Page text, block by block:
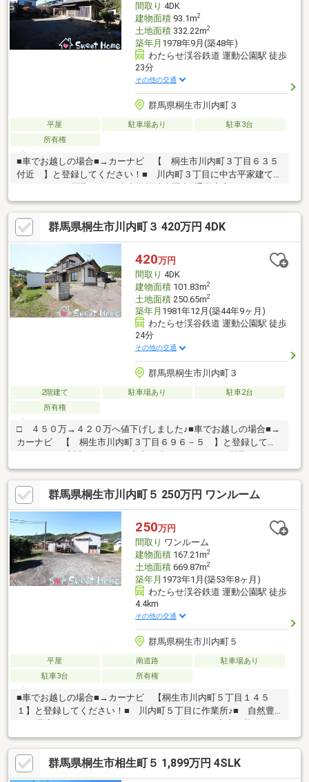
間取り 4DK
建物面積93.1m2
土地面積332.22m2
築年月 1978年9月(築48年)
わたらせ渓谷鉄道 運動公園駅 徒歩
23分
その他の交通
群馬県桐生市川内町３
平屋 駐車場あり
駐車3台
所有権
■車でお越しの場合■→カーナビ 【 桐生市川内町３丁目６３５
付近 】と登録してください！■ 川内町３丁目に中古平家建て
♪■ ４ＤＫの間取り♪■ 小中学校徒歩圏内♪通学安心です♪■ カ
ースペースは３台可能です♪※ 文化財保護法※ 契約不適合責任
免責※ 現況有姿・引き渡し要相談☆・ 物件周辺 インフォメ
ーション ・☆□ 川内小学校：徒歩９分♪□ 川内中学校：徒歩
１３分♪□ セブンイレブン桐生川内３丁目店：徒歩１１分♪□ ウ
エルシア桐生川内店：徒歩１０分♪ □ 幼保連携型認定こども園上
の台保育園：徒歩５分♪
群馬県桐生市川内町３ 420万円 4DK
420万円
間取り 4DK
建物面積101.83m2
土地面積250.65m2
築年月 1981年12月(築44年9ヶ月)
わたらせ渓谷鉄道 運動公園駅 徒歩
24分
その他の交通
群馬県桐生市川内町３
2階建て 駐車場あり
駐車2台
所有権
□ ４５０万→４２０万へ値下げしました♪■車でお越しの場合■→
カーナビ 【 桐生市川内町３丁目６９６－５ 】と登録してく
縁側のあるおうち♪自然のなかでゆったり過ごせますね♪■ カー
スペースは２台可能です♪※ 宅地造成工事規制区域内※ 埋蔵文
化財包蔵地内※ 契約不適合責任免責※ 現況有姿・引き渡し要相
談☆・ 物件周辺 インフォメーション ・☆□ 川内小学校：
徒歩８分♪□ 川内中学校：徒歩１３分♪□ セブンイレブン桐生川
内３丁目店：徒歩１１分♪□ ウエルシア桐生川内店：徒歩１０分
♪
群馬県桐生市川内町５ 250万円 ワンルーム
250万円
間取り ワンルーム
建物面積167.21m2
土地面積669.87m2
築年月 1973年1月(築53年8ヶ月)
わたらせ渓谷鉄道 運動公園駅 徒歩
4.4km
その他の交通
群馬県桐生市川内町５
平屋 南道路
駐車場あり
駐車3台
所有権
■車でお越しの場合■→カーナビ 【桐生市川内町５丁目１４５
１】と登録してください！■ 川内町５丁目に作業所♪■ 自然豊
かな環境です♪■ カースペースは３台可能♪■ ご案内可能です！
お気軽にお問い合わせください♪※ 作業所２棟（７１．２１㎡、
９６．００㎡） 作業所の築年は１９７３年、１９８０年で
す。※ 土砂災害警戒区域（土石流）♪ 物件周辺 インフォメー
ション ♪□ 川内小学校まで徒歩３５分♪□ 川内中学校まで徒歩
群馬県桐生市相生町５ 1,899万円 4SLK